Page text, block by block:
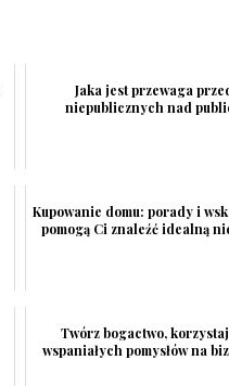
Jaka jest przewaga
niepublicznych nad
Kupowanie domu: porady i
pomogą Ci znaleźć idealną
Twórz bogactwo,
wspaniałych pomysłów na